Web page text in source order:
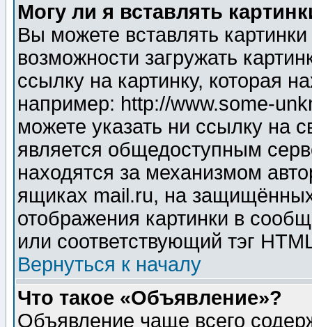
Могу ли я вставлять
Вы можете вставлять
возможности загружать
ссылку на картинку, которая
например: http://www.some-
можете указать ни ссылку на
является общедоступным
находятся за механизмом
ящиках mail.ru, на
отображения картинки в
или соответствующий тэг
Вернуться к началу
Что такое «Объявление»?
Объявление чаще всего